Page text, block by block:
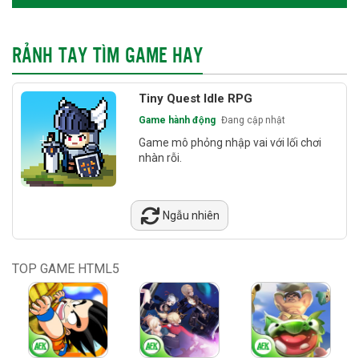
RẢNH TAY TÌM GAME HAY
Tiny Quest Idle RPG
Game hành động Đang cập nhật
Game mô phỏng nhập vai với lối chơi
nhàn rỗi.
Ngẫu nhiên
TOP GAME HTML5